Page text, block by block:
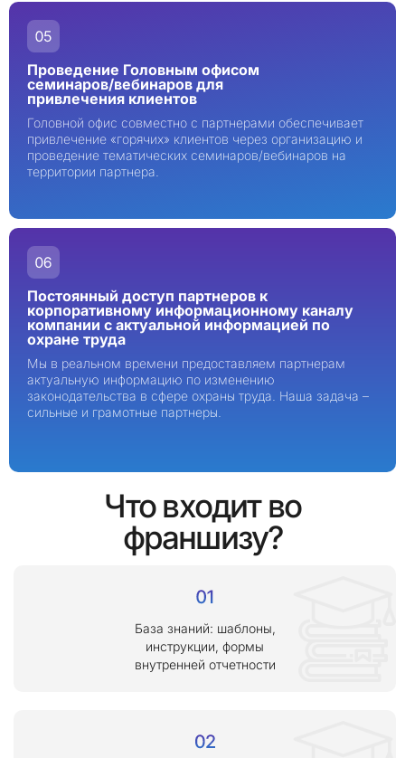
Проведение Головным офисом
семинаров/вебинаров для
привлечения клиентов
Головной офис совместно с партнерами обеспечивает
привлечение «горячих» клиентов через организацию и
проведение тематических семинаров/вебинаров на
территории партнера.
Постоянный доступ партнеров к
корпоративному информационному каналу
компании с актуальной информацией по
охране труда
Мы в реальном времени предоставляем партнерам
актуальную информацию по изменению
законодательства в сфере охраны труда. Наша задача –
сильные и грамотные партнеры.
Что входит во
франшизу?
База знаний: шаблоны,
инструкции, формы
внутренней отчетности